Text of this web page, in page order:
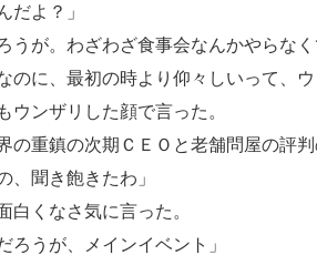
だよ？」
うが。わざわざ食事会なんかやらな
のに、最初の時より仰々しいって、ウ
ンザリした顔で言った。
の重鎮の次期ＣＥＯと老舗問屋の評
、聞き飽きたわ」
くなさ気に言った。
ろうが、メインイベント」